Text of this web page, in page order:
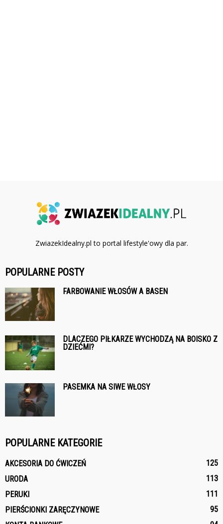
ZwiazekIdealny.pl to portal lifestyle'owy dla par.
POPULARNE POSTY
FARBOWANIE WŁOSÓW A BASEN
DLACZEGO PIŁKARZE WYCHODZĄ NA BOISKO Z
DZIEĆMI?
PASEMKA NA SIWE WŁOSY
POPULARNE KATEGORIE
AKCESORIA DO ĆWICZEŃ
125
URODA
113
PERUKI
111
PIERŚCIONKI ZARĘCZYNOWE
95